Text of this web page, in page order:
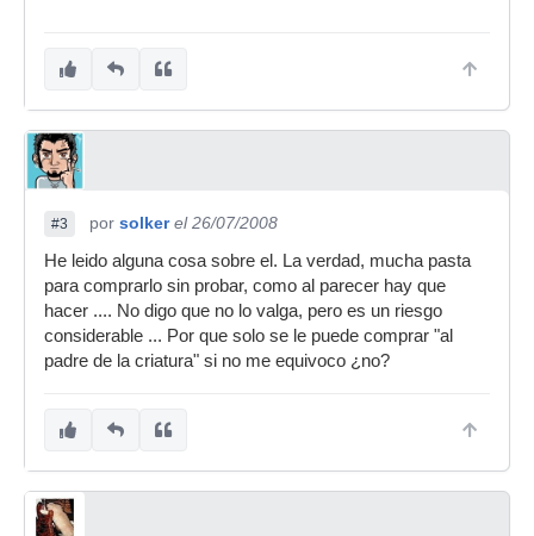
#3 por solker el 26/07/2008
He leido alguna cosa sobre el. La verdad, mucha pasta
para comprarlo sin probar, como al parecer hay que
hacer .... No digo que no lo valga, pero es un riesgo
considerable ... Por que solo se le puede comprar "al
padre de la criatura" si no me equivoco ¿no?